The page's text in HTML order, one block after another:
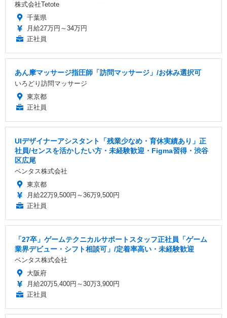
株式会社Tetote
千葉県
月給27万円～34万円
正社員
あん摩マッサージ指圧師「訪問マッサージ」/お休み選択可
いろどり訪問マッサージ
東京都
正社員
UIデザイナーアシスタント「残業少なめ・育休実績あり」正
社員/センスを活かしたい方・未経験歓迎・Figma習得・渋谷
区広尾
ベンタス株式会社
東京都
月給22万9,500円～36万9,500円
正社員
「27卒」ゲームテクニカルサポートスタッフ正社員「ゲーム
業界デビュー・シフト相談可」/定着率高い・未経験歓迎
ベンタス株式会社
大阪府
月給20万5,400円～30万3,900円
正社員